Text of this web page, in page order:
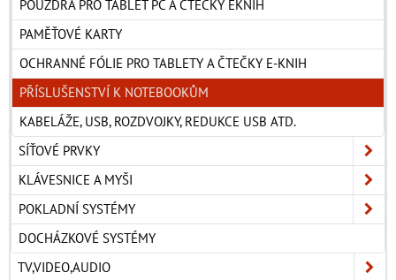
POUZDRA PRO TABLET PC A ČTEČKY EKNIH
PAMĚŤOVÉ KARTY
OCHRANNÉ FÓLIE PRO TABLETY A ČTEČKY E-KNIH
PŘÍSLUŠENSTVÍ K NOTEBOOKŮM
KABELÁŽE, USB, ROZDVOJKY, REDUKCE USB ATD.
SÍŤOVÉ PRVKY
KLÁVESNICE A MYŠI
POKLADNÍ SYSTÉMY
DOCHÁZKOVÉ SYSTÉMY
TV,VIDEO,AUDIO